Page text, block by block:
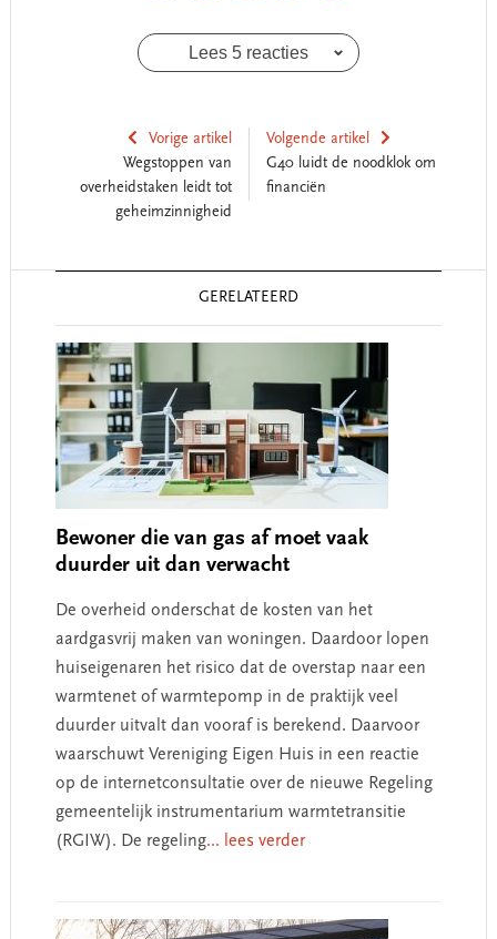
Lees 5 reacties
Vorige artikel
Wegstoppen van
overheidstaken leidt tot
geheimzinnigheid
Volgende artikel
G40 luidt de noodklok om
financiën
GERELATEERD
Bewoner die van gas af moet vaak
duurder uit dan verwacht
De overheid onderschat de kosten van het
aardgasvrij maken van woningen. Daardoor lopen
huiseigenaren het risico dat de overstap naar een
warmtenet of warmtepomp in de praktijk veel
duurder uitvalt dan vooraf is berekend. Daarvoor
waarschuwt Vereniging Eigen Huis in een reactie
op de internetconsultatie over de nieuwe Regeling
gemeentelijk instrumentarium warmtetransitie
(RGIW). De regeling... lees verder